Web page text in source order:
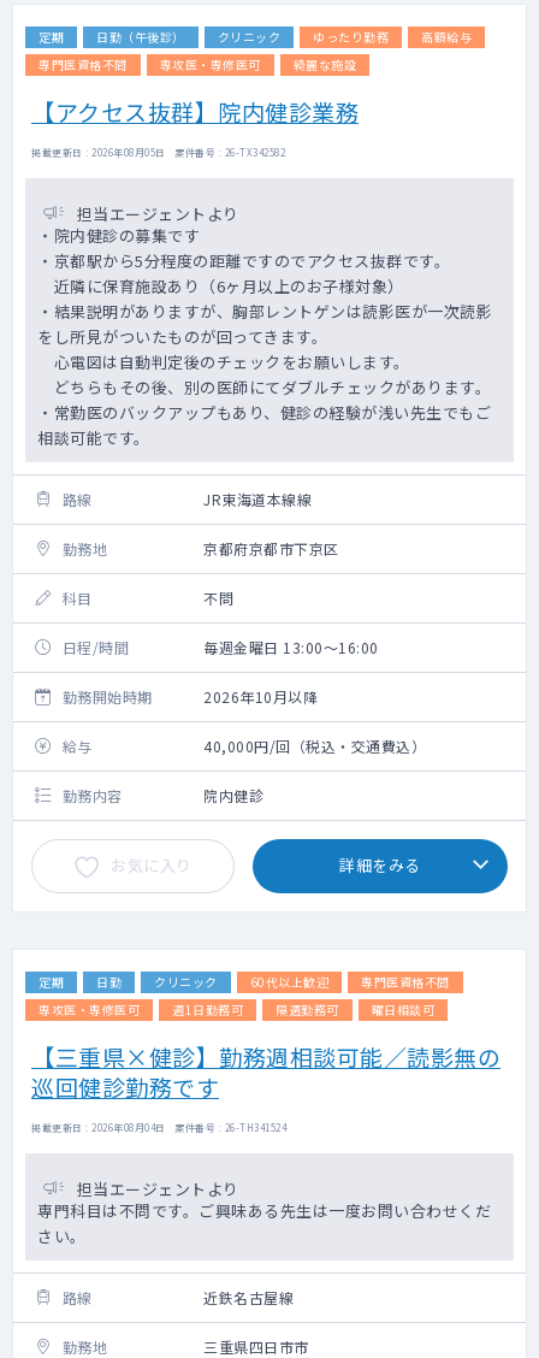
定期 日勤（午後診） クリニック ゆったり勤務
高額給与
専門医資格不問
専攻医・専修医可 綺麗な施設
【アクセス抜群】院内健診業務
掲載更新日 : 2026年08月05日 案件番号 : 26-TX342582
担当エージェントより
・院内健診の募集です
・京都駅から5分程度の距離ですのでアクセス抜群です。
近隣に保育施設あり（6ヶ月以上のお子様対象）
・結果説明がありますが、胸部レントゲンは読影医が一次読影
をし所見がついたものが回ってきます。
心電図は自動判定後のチェックをお願いします。
どちらもその後、別の医師にてダブルチェックがあります。
・常勤医のバックアップもあり、健診の経験が浅い先生でもご
相談可能です。
路線 JR東海道本線線
勤務地 京都府京都市下京区
科目 不問
日程/時間 毎週金曜日 13:00～16:00
勤務開始時期 2026年10月以降
給与 40,000円/回（税込・交通費込）
勤務内容 院内健診
お気に入り 詳細をみる
定期 日勤 クリニック 60代以上歓迎
専門医資格不問
専攻医・専修医可
週1日勤務可 隔週勤務可 曜日相談可
【三重県×健診】勤務週相談可能／読影無の
巡回健診勤務です
掲載更新日 : 2026年08月04日 案件番号 : 26-TH341524
担当エージェントより
専門科目は不問です。ご興味ある先生は一度お問い合わせくだ
さい。
路線 近鉄名古屋線
勤務地 三重県四日市市